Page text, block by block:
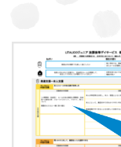
お子さまに対す
り、怒る回数が
た、これまで
が減った」「今ま
なった」など、多
プログラムを聞